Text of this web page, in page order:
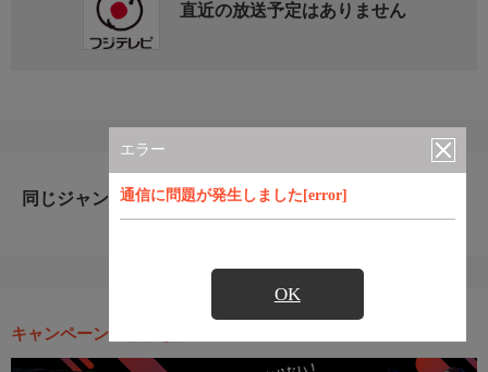
エラー
通信に問題が発生しました[error]
OK
直近の放送予定はありません
同じジャンルのおすすめ番組
キャンペーン・お得な情報